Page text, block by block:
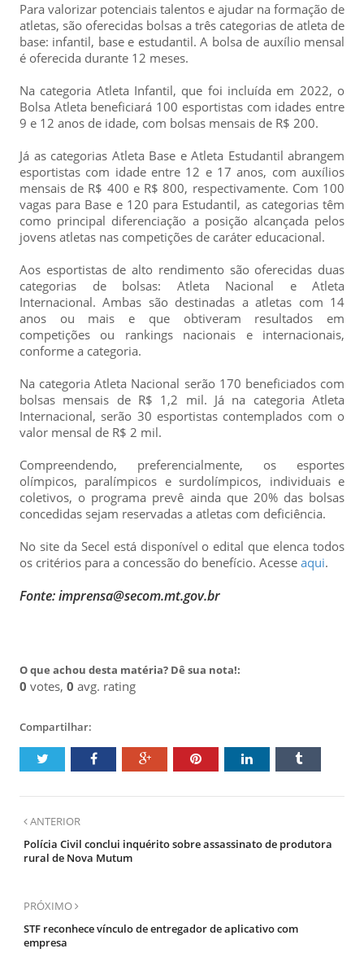
Para valorizar potenciais talentos e ajudar na formação de
atletas, são oferecidas bolsas a três categorias de atleta de
base: infantil, base e estudantil. A bolsa de auxílio mensal
é oferecida durante 12 meses.
Na categoria Atleta Infantil, que foi incluída em 2022, o
Bolsa Atleta beneficiará 100 esportistas com idades entre
9 e 12 anos de idade, com bolsas mensais de R$ 200.
Já as categorias Atleta Base e Atleta Estudantil abrangem
esportistas com idade entre 12 e 17 anos, com auxílios
mensais de R$ 400 e R$ 800, respectivamente. Com 100
vagas para Base e 120 para Estudantil, as categorias têm
como principal diferenciação a posição alcançada pelos
jovens atletas nas competições de caráter educacional.
Aos esportistas de alto rendimento são oferecidas duas
categorias de bolsas: Atleta Nacional e Atleta
Internacional. Ambas são destinadas a atletas com 14
anos ou mais e que obtiveram resultados em
competições ou rankings nacionais e internacionais,
conforme a categoria.
Na categoria Atleta Nacional serão 170 beneficiados com
bolsas mensais de R$ 1,2 mil. Já na categoria Atleta
Internacional, serão 30 esportistas contemplados com o
valor mensal de R$ 2 mil.
Compreendendo, preferencialmente, os esportes
olímpicos, paralímpicos e surdolímpicos, individuais e
coletivos, o programa prevê ainda que 20% das bolsas
concedidas sejam reservadas a atletas com deficiência.
No site da Secel está disponível o edital que elenca todos
os critérios para a concessão do benefício. Acesse aqui.
Fonte: imprensa@secom.mt.gov.br
O que achou desta matéria? Dê sua nota!:
0 votes, 0 avg. rating
Compartilhar:
ANTERIOR
Polícia Civil conclui inquérito sobre assassinato de produtora
rural de Nova Mutum
PRÓXIMO
STF reconhece vínculo de entregador de aplicativo com
empresa